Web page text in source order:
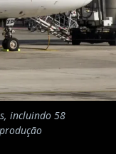
incluindo 58